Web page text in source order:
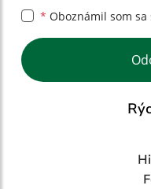
* Oboznámil som sa
Google reCaptcha